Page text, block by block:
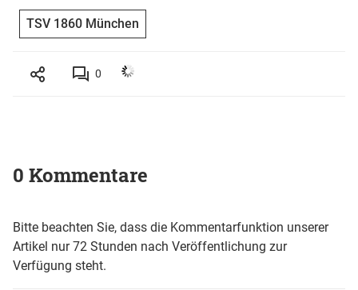
TSV 1860 München
0
0 Kommentare
Bitte beachten Sie, dass die Kommentarfunktion unserer
Artikel nur 72 Stunden nach Veröffentlichung zur
Verfügung steht.